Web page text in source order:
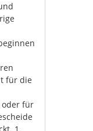
für die
oder für